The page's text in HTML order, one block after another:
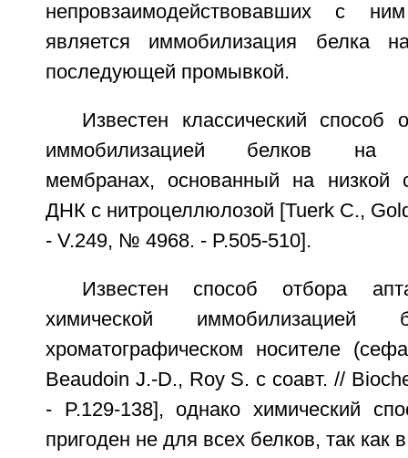
непровзаимодействовавших с ним
является иммобилизация белка
последующей промывкой.
Известен классический способ
иммобилизацией белков на
мембранах, основанный на низкой
ДНК с нитроцеллюлозой [Tuerk C.,
- V.249, № 4968. - P.505-510].
Известен способ отбора
химической иммобилизацией
хроматографическом носителе
Beaudoin J.-D., Roy S. с соавт. //
- P.129-138], однако химический
пригоден не для всех белков, так как